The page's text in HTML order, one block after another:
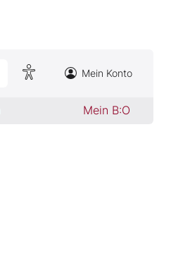
Mein Konto
Mein B:O